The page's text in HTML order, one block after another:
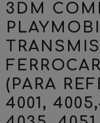
3DM
(PARA
4001,